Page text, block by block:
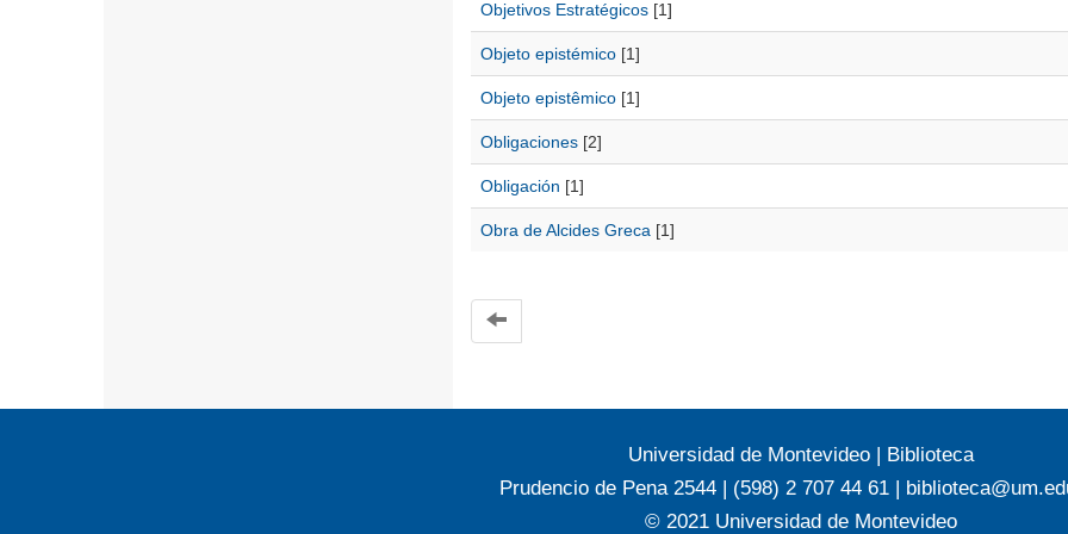
Objetivos Estratégicos[1]
Objeto epistémico[1]
Objeto epistêmico[1]
Obligaciones[2]
Obligación [1]
Obra de Alcides Greca [1]
Universidad de Montevideo | Biblioteca
Prudencio de Pena 2544 | (598) 2 707 44 61 |
© 2021 Universidad de Montevideo